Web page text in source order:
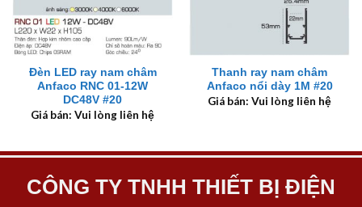
Đèn LED ray nam châm
Anfaco RNC 01-12W
DC48V #20
Giá bán: Vui lòng liên hệ
Thanh ray nam châm
Anfaco nổi dày 1M #20
Giá bán: Vui lòng liên hệ
CÔNG TY TNHH THIẾT BỊ ĐIỆN